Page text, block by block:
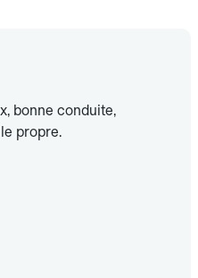
bonne conduite,
propre.